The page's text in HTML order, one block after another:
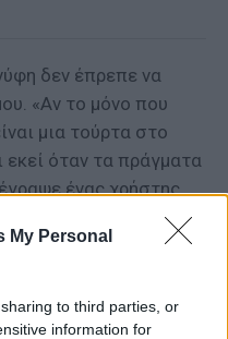
My Personal
to third parties, or
information for
δεν έπρεπε να
«Αν το μόνο που
μια τούρτα στο
όταν τα πράγματα
ένας χρήστης
δεν μπόρεσες να